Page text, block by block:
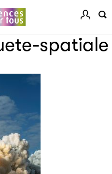
spatiale
gratuit et ouvert à tous les